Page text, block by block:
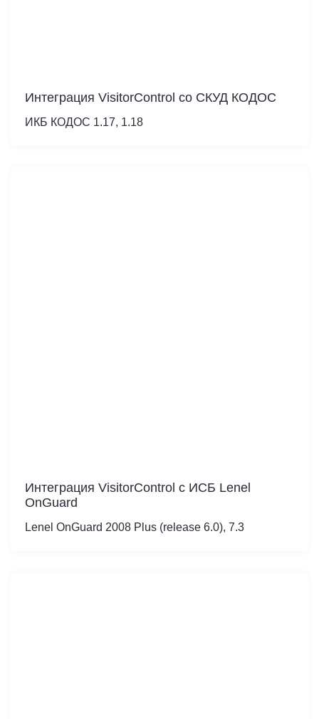
Интеграция VisitorControl со СКУД КОДОС
ИКБ КОДОС 1.17, 1.18
Интеграция VisitorControl c ИСБ Lenel
OnGuard
Lenel OnGuard 2008 Plus (release 6.0), 7.3